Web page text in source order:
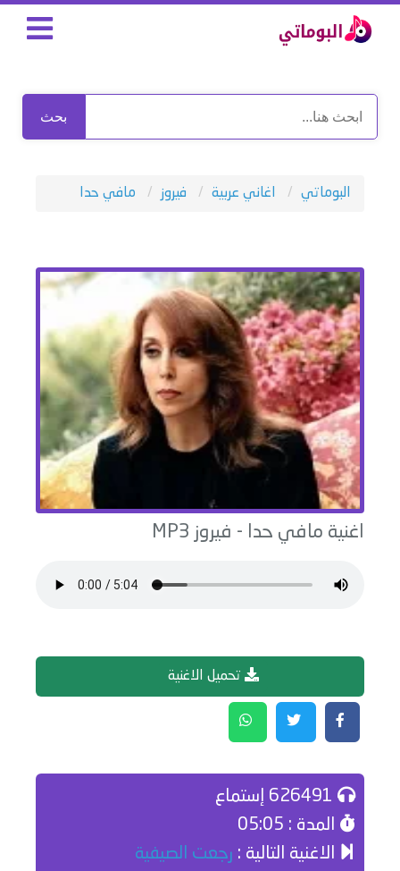
بحث
البوماتي اغاني عربية فيروز مافي حدا
اغنية مافي حدا - فيروز
تحميل الاغنية
المدة : 05:05
الاغنية التالية : رجعت الصيفية